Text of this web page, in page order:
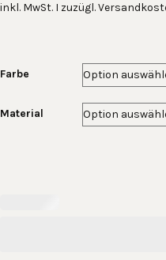
inkl. MwSt. I zuzügl.
Farbe
Material